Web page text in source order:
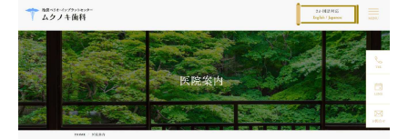
池袋駅東口つのり歯科
池袋きのした歯科・矯正歯科
グランドメゾンデンタルクリニック
シールズデンタルクリニック 東池袋院
しもやま歯科医院
ださ
い。
は
こ
ち
ら
掲
載
無
料
情
報
拡
充